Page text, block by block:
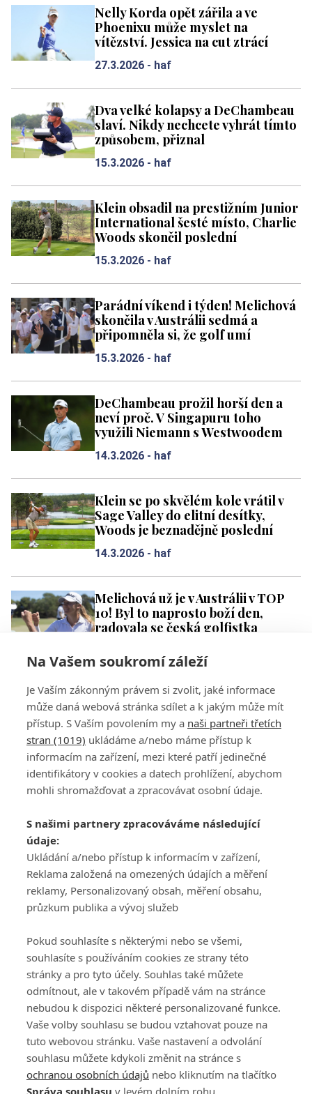
Na Vašem soukromí záleží
Je Vaším zákonným právem si zvolit, jaké informace
může daná webová stránka sdílet a k jakým může mít
přístup. S Vaším povolením my a naši partneři třetích
stran (1019) ukládáme a/nebo máme přístup k
informacím na zařízení, mezi které patří jedinečné
identifikátory v cookies a datech prohlížení, abychom
mohli shromažďovat a zpracovávat osobní údaje.
S našimi partnery zpracováváme následující
údaje:
Ukládání a/nebo přístup k informacím v zařízení,
Reklama založená na omezených údajích a měření
reklamy, Personalizovaný obsah, měření obsahu,
průzkum publika a vývoj služeb
Pokud souhlasíte s některými nebo se všemi,
souhlasíte s používáním cookies ze strany této
stránky a pro tyto účely. Souhlas také můžete
odmítnout, ale v takovém případě vám na stránce
nebudou k dispozici některé personalizované funkce.
Vaše volby souhlasu se budou vztahovat pouze na
tuto webovou stránku. Vaše nastavení a odvolání
souhlasu můžete kdykoli změnit na stránce s
ochranou osobních údajů nebo kliknutím na tlačítko
Správa souhlasu v levém dolním rohu.
Nelly Korda opět zářila a ve
Phoenixu může myslet na
vítězství. Jessica na cut ztrácí
27.3.2026 - haf
Dva velké kolapsy a DeChambeau
slaví. Nikdy nechcete vyhrát tímto
způsobem, přiznal
15.3.2026 - haf
Klein obsadil na prestižním Junior
International šesté místo, Charlie
Woods skončil poslední
15.3.2026 - haf
Parádní víkend i týden! Melichová
skončila v Austrálii sedmá a
připomněla si, že golf umí
15.3.2026 - haf
DeChambeau prožil horší den a
neví proč. V Singapuru toho
využili Niemann s Westwoodem
14.3.2026 - haf
Klein se po skvělém kole vrátil v
Sage Valley do elitní desítky,
Woods je beznadějně poslední
14.3.2026 - haf
Melichová už je v Austrálii v TOP
10! Byl to naprosto boží den,
radovala se česká golfistka
3 4 5 6 7 8 9 10 11 12
Všeobecné obchodní
podmínky služby
GolfExtra.cz Premium
Podmínky zpracování
osobních údajů při
GolfExtra
Ceník GolfExtra.cz
Premium
Doporučené odkazy
ATV CZ, s.r.o.
140 00 Praha 4
Editor
Honza Fait
Obchod
Edita Hanušová